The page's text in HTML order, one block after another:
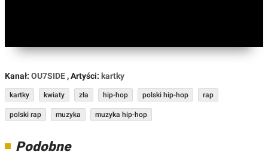
Kanał: OU7SIDE , Artyści: kartky
kartky kwiaty zła hip-hop polski hip-hop rap
polski rap muzyka muzyka hip-hop
Podobne